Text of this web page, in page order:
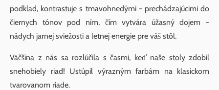
podklad, kontrastuje s tmavohnedými - prechádzajúcimi do
čiernych tónov pod ním, čím vytvára úžasný dojem -
nádych jarnej sviežosti a letnej energie pre váš stôl.
Väčšina z nás sa rozlúčila s časmi, keď naše stoly zdobil
snehobiely riad! Ustúpil výrazným farbám na klasickom
tvarovanom riade.